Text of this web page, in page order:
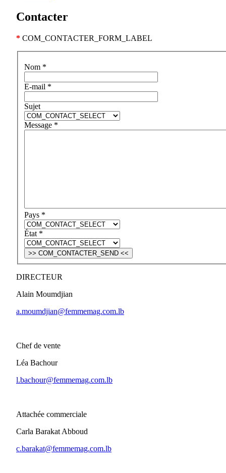
Contacter
* COM_CONTACTER_FORM_LABEL
Nom *
E-mail *
Sujet
Message *
Pays *
État*
>> COM_CONTACTER_SEND <<
DIRECTEUR
Alain Moumdjian
a.moumdjian@femmemag.com.lb
Chef de vente
Léa Bachour
l.bachour@femmemag.com.lb
Attachée commerciale
Carla Barakat Abboud
c.barakat@femmemag.com.lb